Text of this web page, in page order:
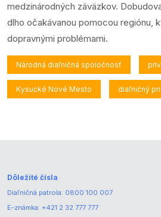
medzinárodných záväzkov.
dlho očakávanou pomocou regiónu,
dopravnými problémami.
Národná diaľničná spoločnosť
Kysucké Nové Mesto diaľničný
Dôležité čísla
Diaľničná patrola: 0800 100 007
E-známka: +421 2 32 777 777